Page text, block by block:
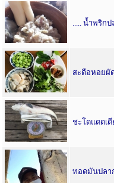
..... น้ำพริกป
สะดือหอยผั
ชะโดแดดเดี
ทอดมันปลา